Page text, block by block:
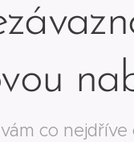
co nejdříve